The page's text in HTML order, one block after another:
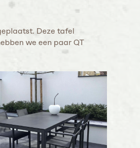
Deze tafel
we een paar QT